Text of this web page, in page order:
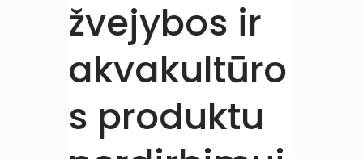
žvejybos ir
akvakultūro
s produktu